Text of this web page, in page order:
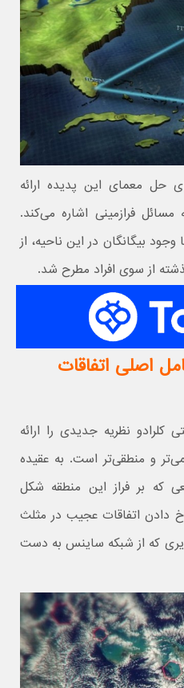
حل معمای این پدیده ارائه
فرازمینی اشاره می‌کند.
بیگانگان در این ناحیه، از
از سوی افراد مطرح شد.
اصلی اتفاقات
کلرادو نظریه جدیدی را ارائه
و منطقی‌تر است. به عقیده
که بر فراز این منطقه شکل
دادن اتفاقات عجیب در مثلث
که از شبکه ساینس به دست